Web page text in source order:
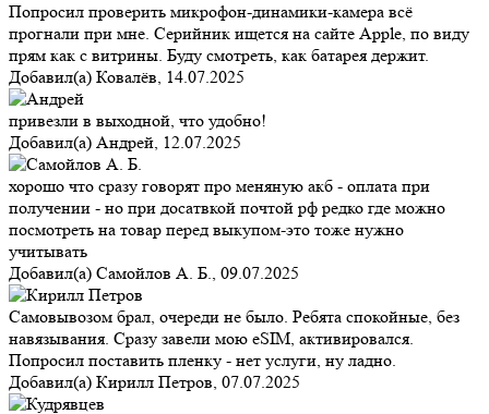
Попросил проверить микрофон-динамики-камера всё
прогнали при мне. Серийник ищется на сайте Apple, по виду
прям как с витрины. Буду смотреть, как батарея держит.
Добавил(а) Ковалёв, 14.07.2025
привезли в выходной, что удобно!
Добавил(а) Андрей, 12.07.2025
хорошо что сразу говорят про меняную акб - оплата при
получении - но при досатвкой почтой рф редко где можно
посмотреть на товар перед выкупом-это тоже нужно
учитывать
Добавил(а) Самойлов А. Б., 09.07.2025
Самовывозом брал, очереди не было. Ребята спокойные, без
навязывания. Сразу завели мою eSIM, активировался.
Попросил поставить пленку - нет услуги, ну ладно.
Добавил(а) Кирилл Петров, 07.07.2025